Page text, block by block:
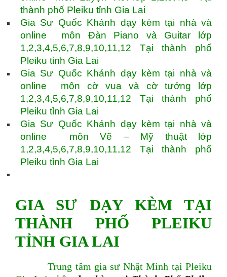
thành phố Pleiku tỉnh Gia Lai
Gia Sư Quốc Khánh dạy kèm tại nhà và
online môn Đàn Piano và Guitar lớp
1,2,3,4,5,6,7,8,9,10,11,12 Tại thành phố
Pleiku tỉnh Gia Lai
Gia Sư Quốc Khánh dạy kèm tại nhà và
online môn cờ vua và cờ tướng lớp
1,2,3,4,5,6,7,8,9,10,11,12 Tại thành phố
Pleiku tỉnh Gia Lai
Gia Sư Quốc Khánh dạy kèm tại nhà và
online môn Vẽ – Mỹ thuật lớp
1,2,3,4,5,6,7,8,9,10,11,12 Tại thành phố
Pleiku tỉnh Gia Lai
GIA SƯ DẠY KÈM TẠI
THÀNH PHỐ PLEIKU
TỈNH GIA LAI
Trung tâm gia sư Nhật Minh tại Pleiku